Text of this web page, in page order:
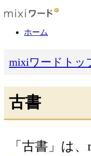
ホーム
mixiワードトッ
古書
「古書」は